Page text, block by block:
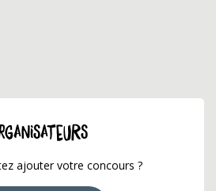
ajouter votre concours ?